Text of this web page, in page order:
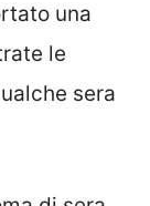
una
le
sera